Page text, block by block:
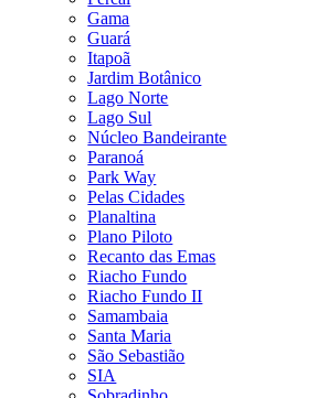
Gama
Guará
Itapoã
Jardim Botânico
Lago Norte
Lago Sul
Núcleo Bandeirante
Paranoá
Park Way
Pelas Cidades
Planaltina
Plano Piloto
Recanto das Emas
Riacho Fundo
Riacho Fundo II
Samambaia
Santa Maria
São Sebastião
SIA